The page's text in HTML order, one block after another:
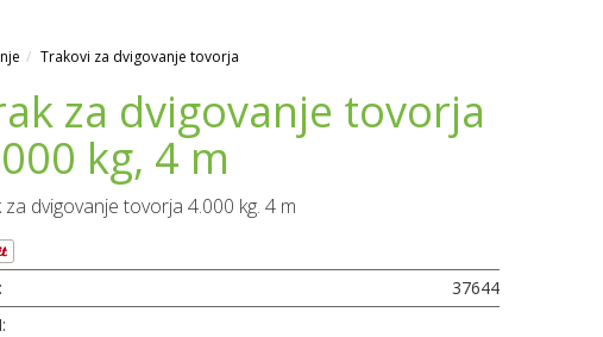
Trakovi za dvigovanje tovorja
za dvigovanje tovorja
kg, 4 m
za dvigovanje tovorja 4.000 kg. 4 m
37644